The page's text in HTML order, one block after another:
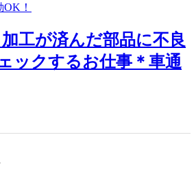
工が済んだ部品に不良
ックするお仕事＊車通